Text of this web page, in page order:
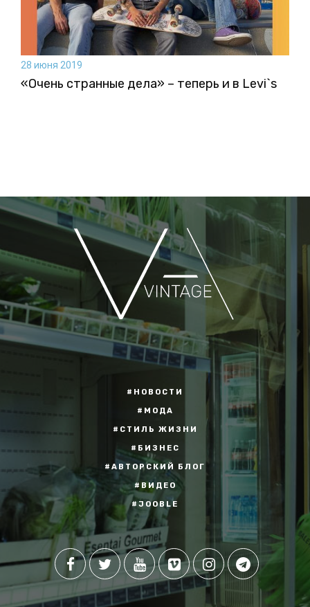
28 июня 2019
«Очень странные дела» – теперь и в Levi`s
#НОВОСТИ
#МОДА
#СТИЛЬ ЖИЗНИ
#БИЗНЕС
#АВТОРСКИЙ БЛОГ
#ВИДЕО
#JOOBLE